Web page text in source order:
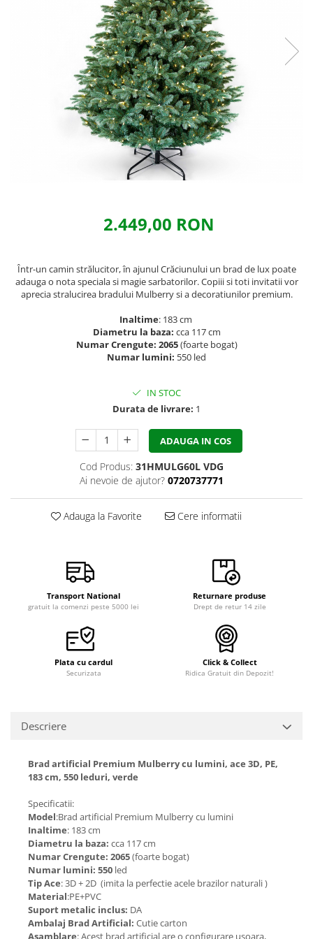
2.449,00 RON
Într-un camin strălucitor, în ajunul Crăciunului un brad de lux poate
adauga o nota speciala si magie sarbatorilor. Copiii si toti invitatii vor
aprecia stralucirea bradului Mulberry si a decoratiunilor premium.
Inaltime: 183 cm
Diametru la baza: cca 117 cm
Numar Crengute: 2065(foarte bogat)
Numar lumini: 550 led
IN STOC
Durata de livrare: 1
ADAUGA IN COS
Cod Produs: 31HMULG60L VDG
Ai nevoie de ajutor? 0720737771
Adauga la Favorite Cere informatii
Transport National
gratuit la comenzi peste 5000 lei
Returnare produse
Drept de retur 14 zile
Plata cu cardul
Securizata
Click & Collect
Ridica Gratuit din Depozit!
Descriere
Brad artificial Premium Mulberry cu lumini, ace 3D, PE,
183 cm, 550 leduri, verde
Specificatii:
Model:Brad artificial Premium Mulberry cu lumini
Inaltime: 183 cm
Diametru la baza: cca 117 cm
Numar Crengute: 2065(foarte bogat)
Numar lumini: 550 led
Tip Ace: 3D + 2D (imita la perfectie acele brazilor naturali )
Material:PE+PVC
Suport metalic inclus: DA
Ambalaj Brad Artificial: Cutie carton
Asamblare: Acest brad artificial are o configurare usoara,